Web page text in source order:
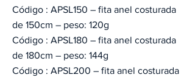
Código : APSL150 – fita anel costurada
de 150cm – peso: 120g
Código : APSL180 – fita anel costurada
de 180cm – peso: 144g
Código : APSL200 – fita anel costurada